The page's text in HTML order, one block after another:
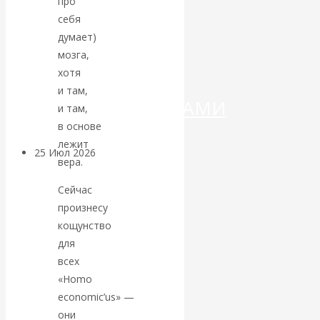
ДЕНЕГ»: КИТАЙ
ВЕДЁТ БОРЬБУ
КРИПТОВАЛЮТАМИ
25 Июл 2026
Валентин
КАтасонов.
Может ли
Америка
себя
думает)
мозга,
хотя
и там,
и там,
в основе
лежит
вера.
Сейчас
произнесу
кощунство
для
всех
«Homo
economic’us» —
они